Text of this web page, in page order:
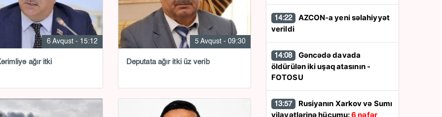
6 Avqust - 15:12
ağır itki
5 Avqust - 09:30
Deputata ağır itki üz verib
14:22
verildi
14:08
öldürülən iki uşaq atasının -
FOTOSU
13:57
vilayətlərinə hücumu:6 nəfər